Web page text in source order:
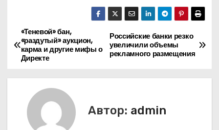
Н
а
в
Российские банки резко
увеличили объемы
рекламного размещения
«Теневой» бан,
«раздутый» аукцион,
карма и другие мифы о
Директе
Автор: admin